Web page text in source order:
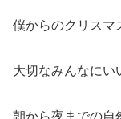
僕からのクリスマ
大切なみんなにい
朝から夜までの自